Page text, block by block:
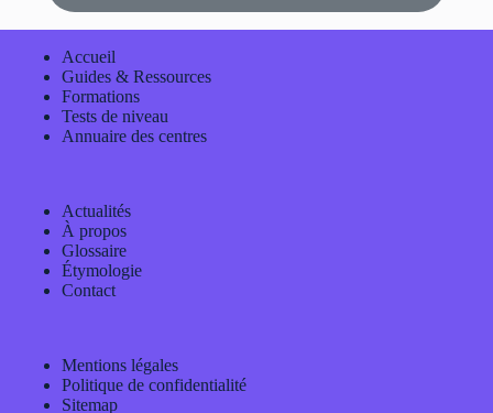
Accueil
Guides & Ressources
Formations
Tests de niveau
Annuaire des centres
Actualités
À propos
Glossaire
Étymologie
Contact
Mentions légales
Politique de confidentialité
Sitemap